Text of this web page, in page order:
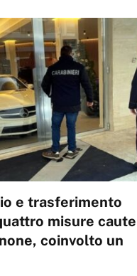
e trasferimento
misure
coinvolto un